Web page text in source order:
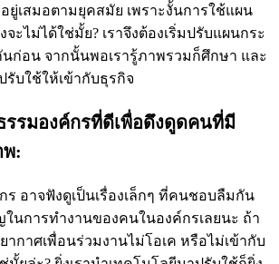
เสมอตามยุคสมัย เพราะงั้นการใช้แผน
ะไม่ได้ใช่มั้ย? เราจึงต้องเริ่มปรับแผนกระ
ก่อน จากนั้นพอเรารู้ภาพรวมก็ศึกษา และ
รับใช้ให้เข้ากับธุรกิจ
รมองค์กรที่ดีเพื่อดึงดูดคนที่มี
พ:
อาจฟังดูเป็นเรื่องเล็กๆ ที่คนชอบลืมกัน
นการทำงานของคนในองค์กรเลยนะ ถ้า
กาศเพื่อนร่วมงานไม่โอเค หรือไม่เข้ากับ